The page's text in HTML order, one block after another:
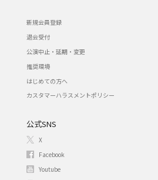
新規会員登録
退会受付
公演中止・延期・変更
推奨環境
はじめての方へ
カスタマーハラスメントポリシー
公式SNS
X
Facebook
Youtube